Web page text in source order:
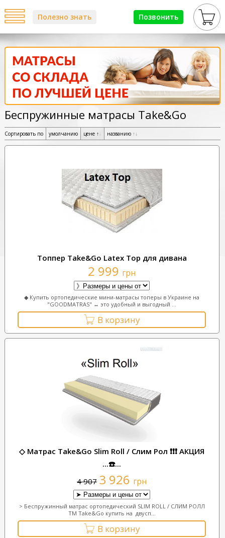
Позвонить
Полезно знать
Беспружинные матрасы Take&Go
Сортировать по умолчанию цене ↑ ↓ названию ↑↓
Топпер Таke&Go Latex Top для дивана
2 999 грн
◆ Купить ортопедические мини-матрасы топеры в Украине на
"GOODMATRAS" ↔ это удобный и выгодный ...
В корзину
◇ Матрас Take&Go Slim Roll / Слим Рол ❗❗❗ АКЦИЯ
...☎️...
4 907 3 926 грн
> Беспружинный матрас ортопедический SLIM ROLL / СЛИМ РОЛЛ
ТМ Take&Go купить на двусп...
В корзину